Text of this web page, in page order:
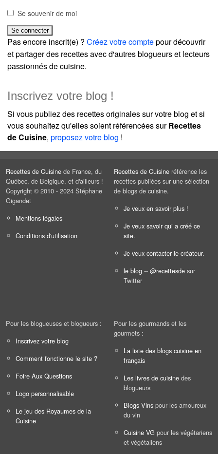
Se souvenir de moi
Pas encore inscrit(e) ? Créez votre comptepour découvrir
et partager des recettes avec d'autres blogueurs et lecteurs
passionnés de cuisine.
Inscrivez votre blog !
Si vous publiez des recettes originales sur votre blog et si
vous souhaitez qu'elles soient référencées surRecettes
de Cuisine, proposez votre blog !
Recettes de Cuisine de France, du
Québec, de Belgique, et d'ailleurs !
Copyright © 2010 - 2024 Stéphane
Gigandet
Mentions légales
Conditions d'utilisation
Recettes de Cuisine référence les
recettes publiées sur une sélection
de blogs de cuisine.
Je veux en savoir plus !
Je veux savoir qui a créé ce
site.
Je veux contacter le créateur.
le blog -- @recettesde sur
Twitter
Pour les blogueuses et blogueurs :
Inscrivez votre blog
Comment fonctionne le site ?
Foire Aux Questions
Logo personnalisable
Le jeu des Royaumes de la
Cuisine
Pour les gourmands et les
gourmets :
La liste des blogs cuisine en
français
Les livres de cuisine des
blogueurs
Blogs Vins pour les amoureux
du vin
Cuisine VG pour les végétariens
et végétaliens